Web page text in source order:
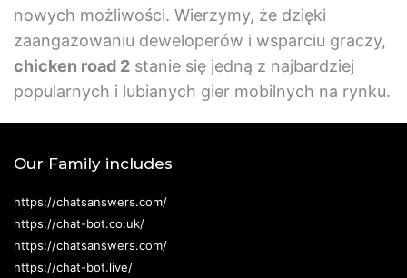
nowych możliwości. Wierzymy, że dzięki
zaangażowaniu deweloperów i wsparciu graczy,
chicken road 2 stanie się jedną z najbardziej
popularnych i lubianych gier mobilnych na rynku.
Our Family includes
https://chatsanswers.com/
https://chat-bot.co.uk/
https://chatsanswers.com/
https://chat-bot.live/